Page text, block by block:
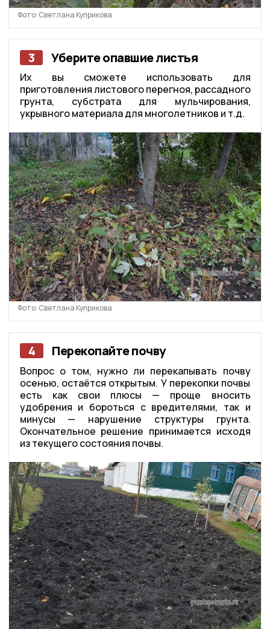
Фото: Светлана Куприкова
3 Уберите опавшие листья
Их вы сможете использовать для
приготовления листового перегноя, рассадного
грунта, субстрата для мульчирования,
укрывного материала для многолетников и т.д.
Фото: Светлана Куприкова
4 Перекопайте почву
Вопрос о том, нужно ли перекапывать почву
осенью, остаётся открытым. У перекопки почвы
есть как свои плюсы — проще вносить
удобрения и бороться с вредителями, так и
минусы — нарушение структуры грунта.
Окончательное решение принимается исходя
из текущего состояния почвы.